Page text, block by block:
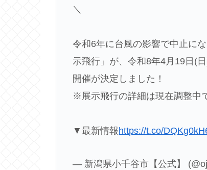
＼
令和6年に台風の影響で中止に
示飛行」が、令和8年4月19日(
開催が決定しました！
※展示飛行の詳細は現在調整中
▼最新情報 https://t.co/
— 新潟県小千谷市【公式】